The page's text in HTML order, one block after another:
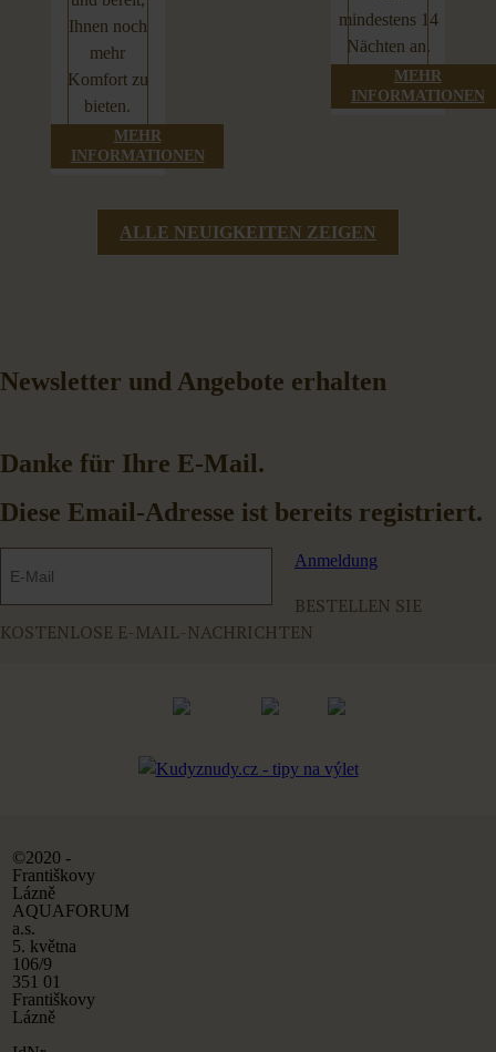
Ihnen noch
mehr
Komfort zu
bieten.
MEHR
INFORMATIONEN
mindestens 14
Nächten an.
MEHR
INFORMATIONEN
ALLE NEUIGKEITEN ZEIGEN
Newsletter und Angebote erhalten
Danke für Ihre E-Mail.
Diese Email-Adresse ist bereits registriert.
Anmeldung
BESTELLEN SIE
KOSTENLOSE E-MAIL-NACHRICHTEN
©2020 -
Františkovy
Lázně
AQUAFORUM
a.s.
5. května
106/9
351 01
Františkovy
Lázně